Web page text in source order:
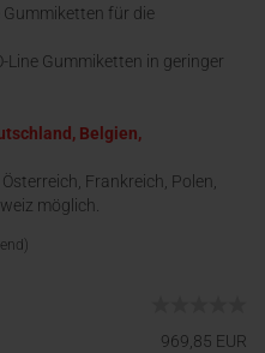
für die
Line Gummiketten in geringer
Belgien,
Frankreich, Polen,
möglich.
969,85 EUR